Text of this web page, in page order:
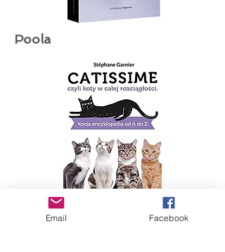
Poola
Email Facebook